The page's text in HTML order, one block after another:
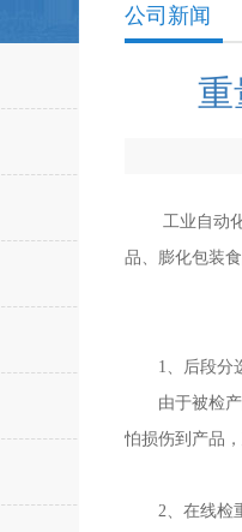
公司新闻
重
工业自动化
品、膨化包装
1、后段分选
由于被检产品
怕损伤到产品
2、在线检重